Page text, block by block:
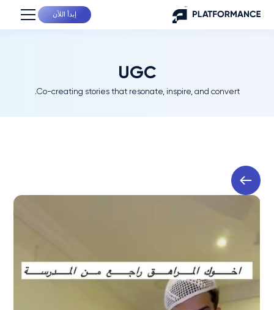
إبدأ اللآن
UGC
Co-creating stories that resonate, inspire, and convert.